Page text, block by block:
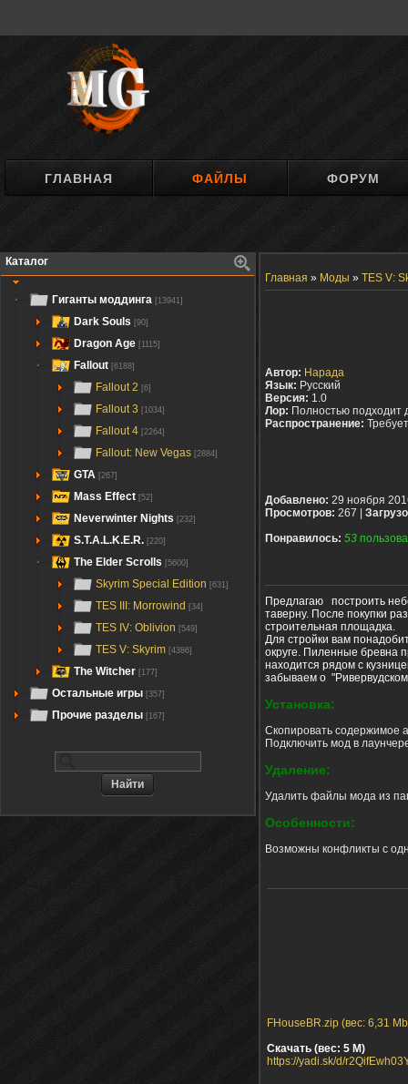
ГЛАВНАЯ ФАЙЛЫ ФОРУМ
Каталог
Гиганты моддинга [13941]
Dark Souls [90]
Dragon Age [1115]
Fallout [6188]
Fallout 2 [6]
Fallout 3 [1034]
Fallout 4 [2264]
Fallout: New Vegas [2884]
GTA [267]
Mass Effect [52]
Neverwinter Nights [232]
S.T.A.L.K.E.R. [220]
The Elder Scrolls [5600]
Skyrim Special Edition [631]
TES III: Morrowind [34]
TES IV: Oblivion [549]
TES V: Skyrim [4386]
The Witcher [177]
Остальные игры [357]
Прочие разделы [167]
Главная » Моды » TES V:
Автор: Нарада
Язык: Русский
Версия: 1.0
Лор: Полностью подходит
Распространение:
Добавлено: 29 ноября
Просмотров: 267 |
Понравилось: 53
Предлагаю построить
таверну. После покупки
строительная площадка.
Для стройки вам
округе. Пиленные бревна
находится рядом с
забываем о
Установка:
Скопировать содержимое
Подключить мод в
Удаление:
Удалить файлы мода из
Особенности:
Возможны конфликты с
FHouseBR.zip (вес: 6,31
Скачать (вес: 5 М)
https://yadi.sk/d/